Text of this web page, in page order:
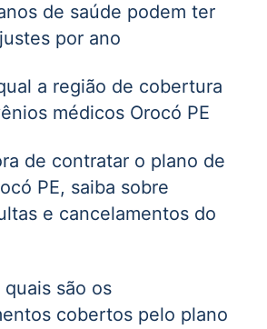
de saúde podem ter
por ano
a região de cobertura
médicos Orocó PE
de contratar o plano de
PE, saiba sobre
e cancelamentos do
são os
cobertos pelo plano